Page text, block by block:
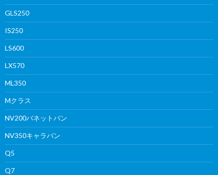
GLS250
IS250
LS600
LX570
ML350
Mクラス
NV200バネットバン
NV350キャラバン
Q5
Q7